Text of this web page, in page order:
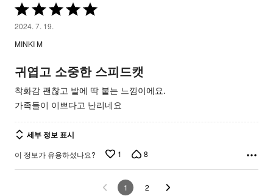
5
중
가
됨
2024. 7. 19.
MINKI M
귀엽고 소중한 스피드캣
착화감 괜찮고 발에 딱 붙는 느낌이에요.
가족들이 이쁘다고 난리네요
세부 정보 표시
이 정보가 유용하셨나요? 1 8
1 2